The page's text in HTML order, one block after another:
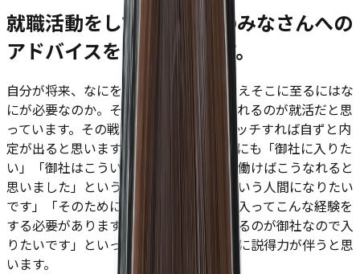
就職活動をしている学生のみなさんへの
アドバイスをお願いします。
自分が将来、なにを実現したいのかを考えそこに至るにはな
にが必要なのか。その戦略的思考を問われるのが就活だと思
っています。その戦略と会社の特性がマッチすれば自ずと内
定が出ると思います。たとえば面接の際にも「御社に入りた
い」「御社はこういう会社で」「自分が働けばこうなれると
思いました」というよりは「自分はこういう人間になりたい
です」「そのためにはこういった会社に入ってこんな経験を
する必要があります」「それを実現できるのが御社なので入
りたいです」といった説明だと志望動機に説得力が伴うと思
います。